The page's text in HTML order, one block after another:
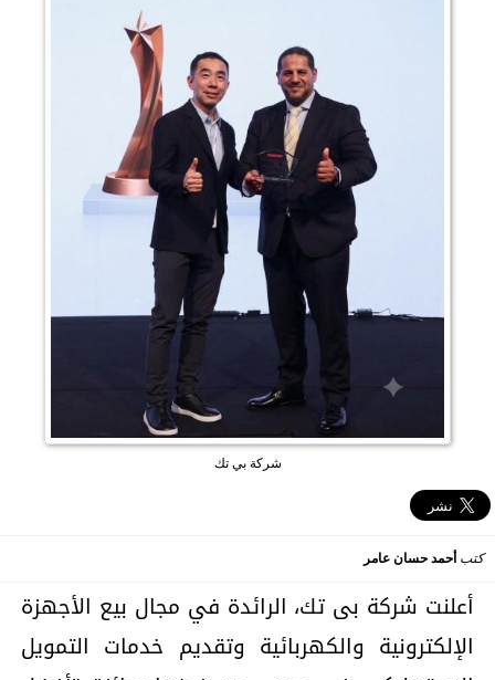
شركة بي تك
كتب أحمد حسان عامر
أعلنت شركة بى تك، الرائدة في مجال بيع الأجهزة
الإلكترونية والكهربائية وتقديم خدمات التمويل